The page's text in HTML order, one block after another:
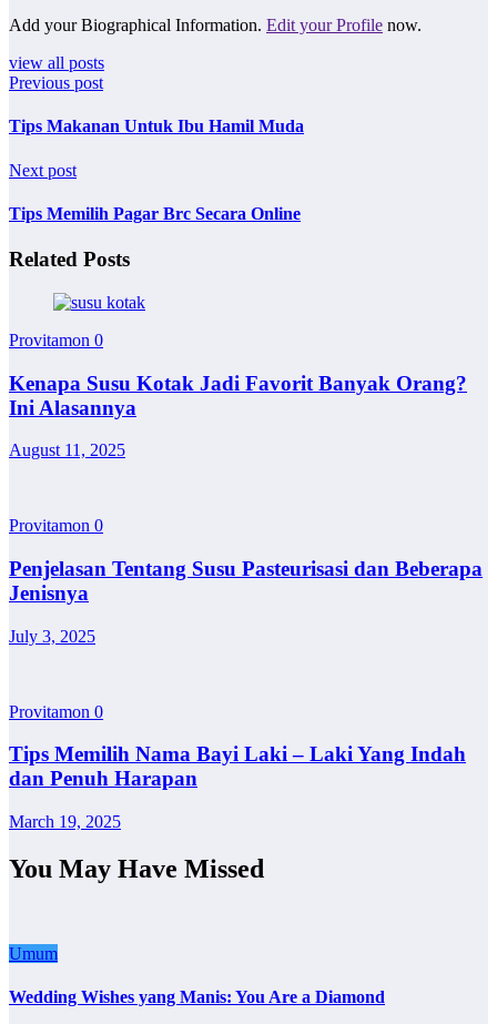
Add your Biographical Information. Edit your Profile now.
view all posts
Previous post
Tips Makanan Untuk Ibu Hamil Muda
Next post
Tips Memilih Pagar Brc Secara Online
Related Posts
Provitamon 0
Kenapa Susu Kotak Jadi Favorit Banyak Orang?
Ini Alasannya
August 11, 2025
Provitamon 0
Penjelasan Tentang Susu Pasteurisasi dan Beberapa
Jenisnya
July 3, 2025
Provitamon 0
Tips Memilih Nama Bayi Laki – Laki Yang Indah
dan Penuh Harapan
March 19, 2025
You May Have Missed
Umum
Wedding Wishes yang Manis: You Are a Diamond